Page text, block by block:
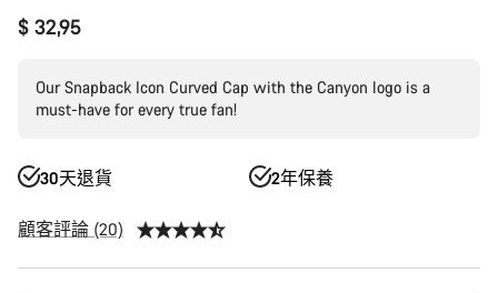
$ 32,95
Our Snapback Icon Curved Cap with the Canyon logo is a
must-have for every true fan!
30天退貨 2年保養
顧客評論 (20)